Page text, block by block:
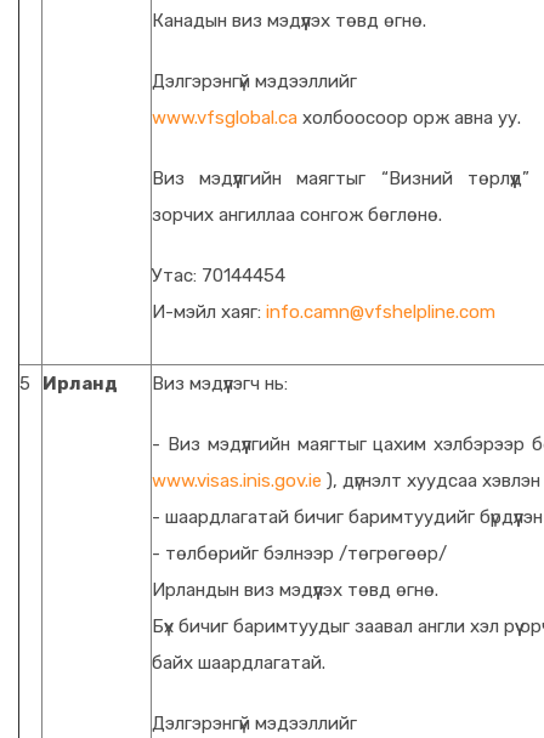
Канадын виз мэдүүлэх төвд өгнө.
Дэлгэрэнгүй мэдээллийг
www.vfsglobal.ca холбоосоор орж авна уу.
Виз мэдүүлгийн маягтыг “Визний төрлүүд”
зорчих ангиллаа сонгож бөглөнө.
Утас: 70144454
И-мэйл хаяг: info.camn@vfshelpline.com
5 Ирланд Виз мэдүүлэгч нь:
- Виз мэдүүлгийн маягтыг цахим хэлбэрээр
www.visas.inis.gov.ie ), дүгнэлт хуудсаа
- шаардлагатай бичиг баримтуудийг бүрдүүлэн
- төлбөрийг бэлнээр /төгрөгөөр/
Ирландын виз мэдүүлэх төвд өгнө.
Бүх бичиг баримтуудыг заавал англи хэл рүү
байх шаардлагатай.
Дэлгэрэнгүй мэдээллийг